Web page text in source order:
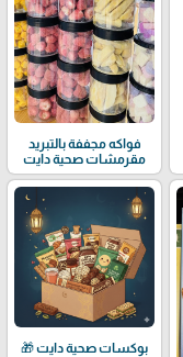
فواكه مجففة بالتبريد
مقرمشات صحية دايت
بوكسات صحية دايت 🎁